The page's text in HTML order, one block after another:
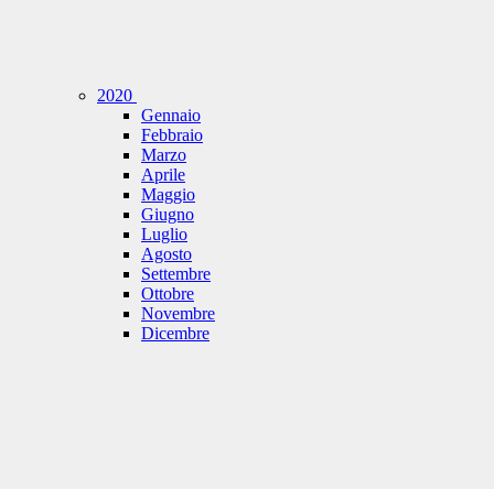
2020
Gennaio
Febbraio
Marzo
Aprile
Maggio
Giugno
Luglio
Agosto
Settembre
Ottobre
Novembre
Dicembre